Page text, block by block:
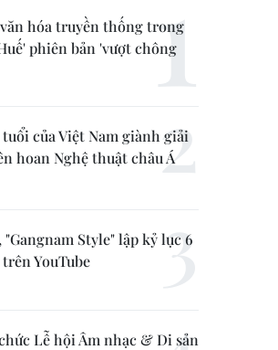
hóa truyền thống trong
phiên bản 'vượt chông
tuổi của Việt Nam giành giải
hoan Nghệ thuật châu Á
"Gangnam Style" lập kỷ lục 6
YouTube
Lễ hội Âm nhạc & Di sản